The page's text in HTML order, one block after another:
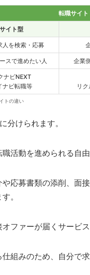
転職サイト
サイト型
人を検索・応募
スで進めたい人 企業
ナビNEXT
ナビ転職等
リ
トの違い
分けられます。
活動を進められる自由
応募書類の添削、面
。
ファーが届くサービス
組みのため、自分で